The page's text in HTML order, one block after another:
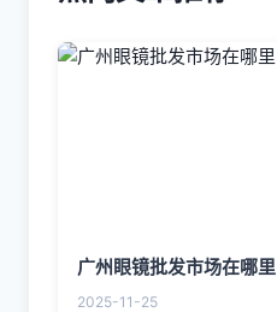
广州眼镜批发市场在哪里
2025-11-25